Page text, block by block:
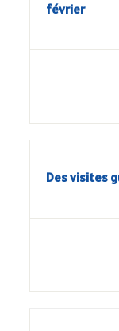
février
Des visites